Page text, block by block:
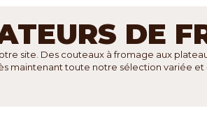
DE
site. Des couteaux à fromage aux
maintenant toute notre sélection variée et